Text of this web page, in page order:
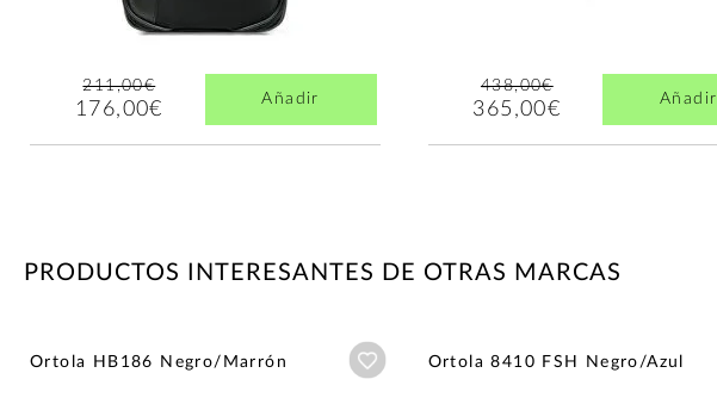
211,00€
176,00€ Añadir
438,00€
365,00€ Añadir
PRODUCTOS INTERESANTES DE OTRAS MARCAS
Ortola HB186 Negro/Marrón Añadir a wishlist
Ortola 8410 FSH Negro/Azul